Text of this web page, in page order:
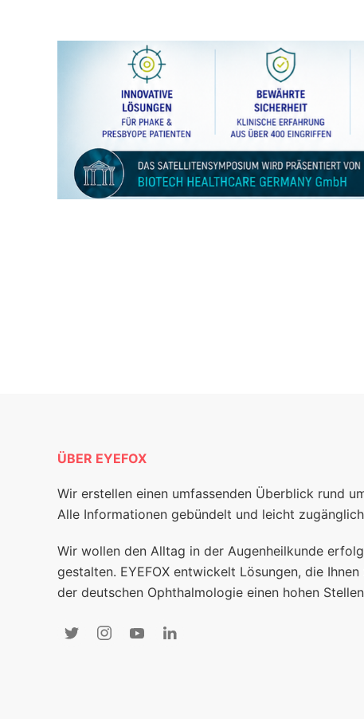
ÜBER EYEFOX
Wir erstellen einen umfassenden Überblick rund
Alle Informationen gebündelt und leicht
Wir wollen den Alltag in der Augenheilkunde
gestalten. EYEFOX entwickelt Lösungen, die
der deutschen Ophthalmologie einen hohen